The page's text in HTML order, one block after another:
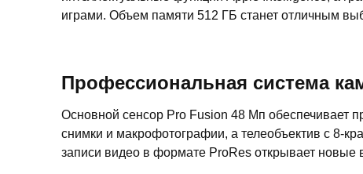
играми. Объем памяти 512 ГБ станет отличным
Профессиональная система
Основной сенсор Pro Fusion 48 Мп обеспечивает
снимки и макрофотографии, а телеобъектив с 8-
записи видео в формате ProRes открывает новые